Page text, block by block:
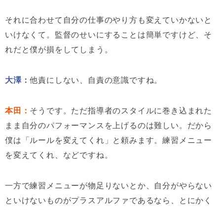
それに合わせて自分の仕事のやり方も変えていかないと
いけなくて。監督のせいにすることは簡単ですけど、そ
れだと僕が損をしてしまう。
大澤：他責にしない、自責の意識ですね。
本田： そうです。ただ指導者のスタイルに巻き込まれた
まま自分のパフォーマンスを上げるのは難しい。だから
僕は「ルールを変えてくれ」と頼みます。練習メニュー
を変えてくれ、などですね。
一方で練習メニューが物足りないとか、自分がやらない
といけないものがプラスアルファであるなら、とにかく